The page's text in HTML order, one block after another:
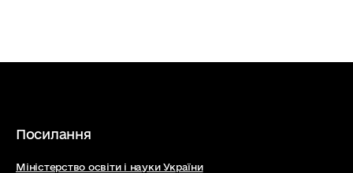
Посилання
Міністерство освіти і науки України